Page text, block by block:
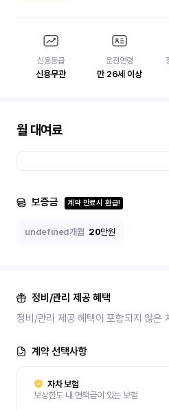
신용등급
신용무관
운전연령
만 26세 이상
월 대여료
보증금 계약 만료시 환급!
undefined개월 20만원
정비/관리 제공 혜택
정비/관리 제공 혜택이 포함되지 않은
계약 선택사항
자차 보험
보상한도 내 면책금이 있는 보험